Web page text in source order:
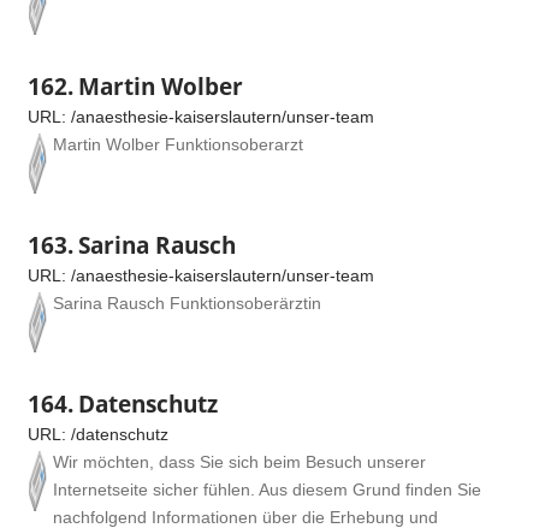
162.Martin Wolber
URL: /anaesthesie-kaiserslautern/unser-team
Martin Wolber Funktionsoberarzt
163.Sarina Rausch
URL: /anaesthesie-kaiserslautern/unser-team
Sarina Rausch Funktionsoberärztin
164.Datenschutz
URL: /datenschutz
Wir möchten, dass Sie sich beim Besuch unserer
Internetseite sicher fühlen. Aus diesem Grund finden Sie
nachfolgend Informationen über die Erhebung und